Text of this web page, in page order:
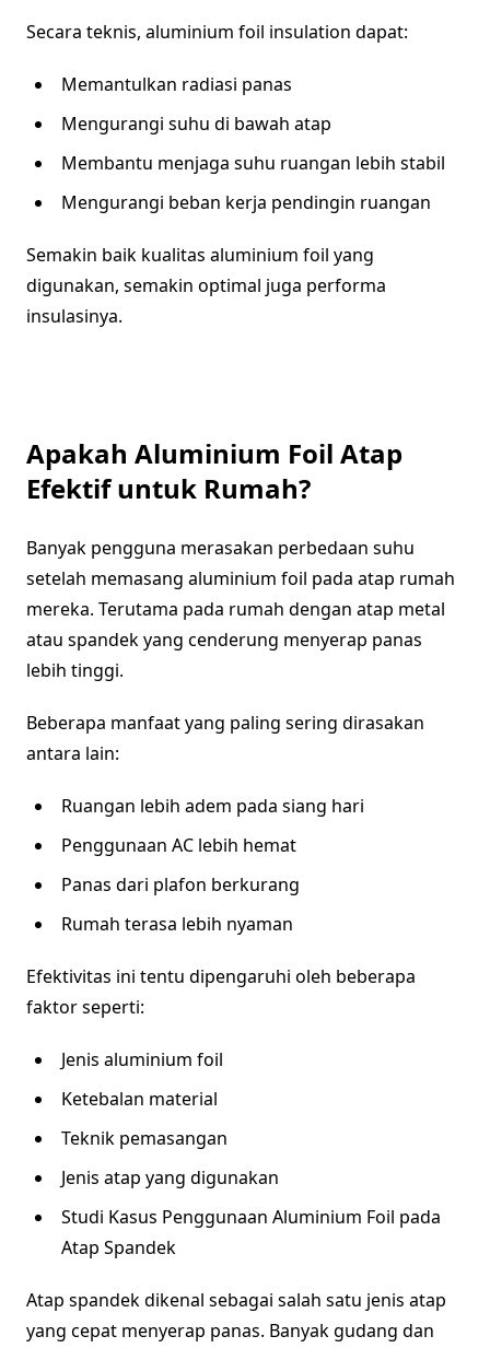
Secara teknis, aluminium foil insulation dapat:
Memantulkan radiasi panas
Mengurangi suhu di bawah atap
Membantu menjaga suhu ruangan lebih stabil
Mengurangi beban kerja pendingin ruangan
Semakin baik kualitas aluminium foil yang
digunakan, semakin optimal juga performa
insulasinya.
Apakah Aluminium Foil Atap
Efektif untuk Rumah?
Banyak pengguna merasakan perbedaan suhu
setelah memasang aluminium foil pada atap rumah
mereka. Terutama pada rumah dengan atap metal
atau spandek yang cenderung menyerap panas
lebih tinggi.
Beberapa manfaat yang paling sering dirasakan
antara lain:
Ruangan lebih adem pada siang hari
Penggunaan AC lebih hemat
Panas dari plafon berkurang
Rumah terasa lebih nyaman
Efektivitas ini tentu dipengaruhi oleh beberapa
faktor seperti:
Jenis aluminium foil
Ketebalan material
Teknik pemasangan
Jenis atap yang digunakan
Studi Kasus Penggunaan Aluminium Foil pada
Atap Spandek
Atap spandek dikenal sebagai salah satu jenis atap
yang cepat menyerap panas. Banyak gudang dan